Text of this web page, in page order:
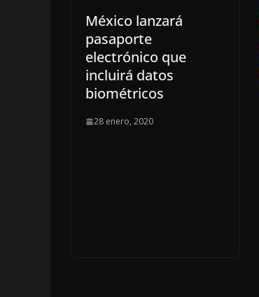
México lanzará
pasaporte
electrónico que
incluirá datos
biométricos
28 enero, 2020